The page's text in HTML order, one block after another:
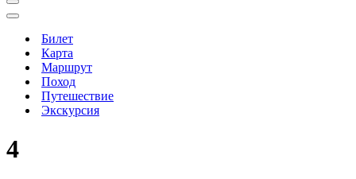
Меню
навигации
Меню
навигацииБилет
Карта
Маршрут
Поход
Путешествие
Экскурсия
4